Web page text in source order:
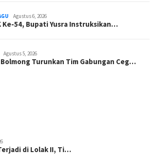
Agustus 6, 2026
Ke-54, Bupati Yusra Instruksikan…
Agustus 5, 2026
Turunkan Tim Gabungan Ceg…
di Lolak II, Ti…